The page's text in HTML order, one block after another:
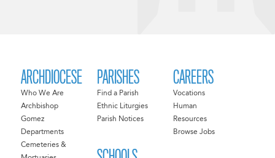
ARCHDIOCESE
Who We Are
Archbishop
Gomez
Departments
Cemeteries &
PARISHES
Find a Parish
Ethnic Liturgies
Parish Notices
CAREERS
Vocations
Human
Resources
Browse Jobs